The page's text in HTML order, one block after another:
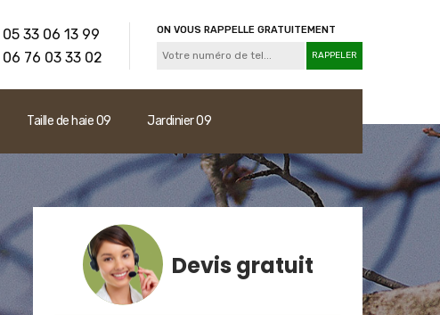
05 33 06 13 99
06 76 03 33 02
ON VOUS RAPPELLE GRATUITEMENT
Taille de haie 09 Jardinier 09
Devis gratuit